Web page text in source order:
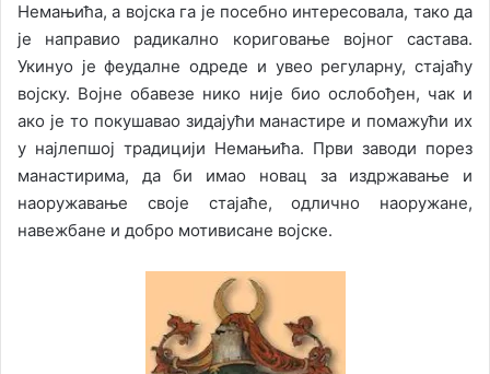
Немањића, а војска га је посебно интересовала, тако да
је направио радикално кориговање војног састава.
Укинуо је феудалне одреде и увео регуларну, стајаћу
војску. Војне обавезе нико није био ослобођен, чак и
ако је то покушавао зидајући манастире и помажући их
у најлепшој традицији Немањића. Први заводи порез
манастирима, да би имао новац за издржавање и
наоружавање своје стајаће, одлично наоружане,
навежбане и добро мотивисане војске.